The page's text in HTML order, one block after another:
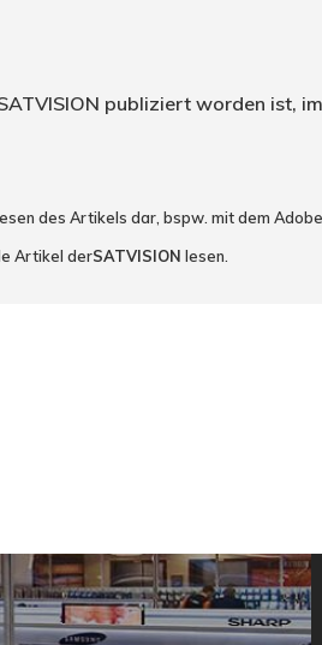
publiziert worden ist,
des Artikels dar, bspw. mit dem
Artikel derSATVISION lesen.